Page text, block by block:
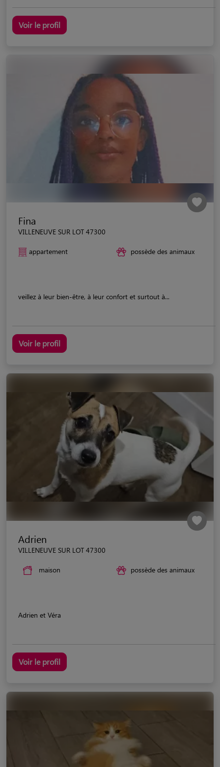
Voir le profil
Fina
VILLENEUVE SUR LOT 47300
appartement possède des animaux
veillez à leur bien-être, à leur confort et surtout à...
Voir le profil
Adrien
VILLENEUVE SUR LOT 47300
maison possède des animaux
Adrien et Véra
Voir le profil